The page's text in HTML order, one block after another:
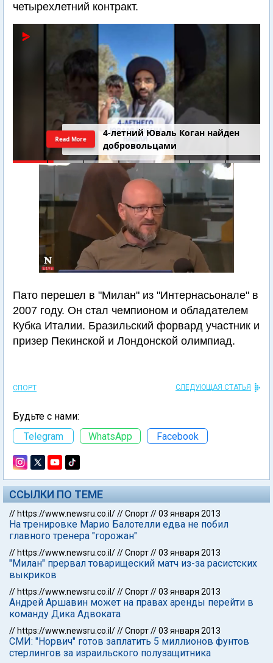
четырехлетний контракт.
4-летний Юваль Коган найден
добровольцами
Read More
Пато перешел в "Милан" из "Интернасьонале" в
2007 году. Он стал чемпионом и обладателем
Кубка Италии. Бразильский форвард участник и
призер Пекинской и Лондонской олимпиад.
СПОРТ СЛЕДУЮЩАЯ СТАТЬЯ
Будьте с нами:
Telegram
WhatsApp Facebook
ССЫЛКИ ПО ТЕМЕ
// https://www.newsru.co.il///Спорт//03 января 2013
На тренировке Марио Балотелли едва не побил
главного тренера "горожан"
// https://www.newsru.co.il///Спорт//03 января 2013
"Милан" прервал товарищеский матч из-за расистских
выкриков
// https://www.newsru.co.il///Спорт//03 января 2013
Андрей Аршавин может на правах аренды перейти в
команду Дика Адвоката
// https://www.newsru.co.il///Спорт//03 января 2013
СМИ: "Норвич" готов заплатить 5 миллионов фунтов
стерлингов за израильского полузащитника